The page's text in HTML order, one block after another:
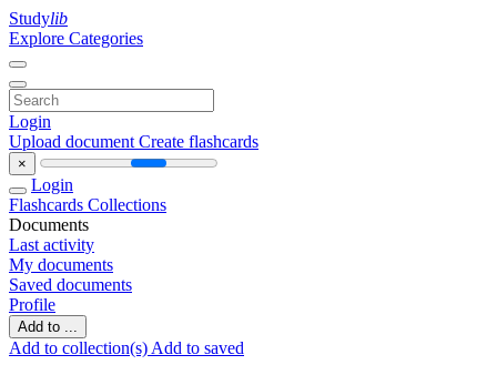
Studylib
Explore Categories
Login
Upload document Create flashcards
×
Login
Flashcards Collections
Documents
Last activity
My documents
Saved documents
Profile
Add to ...
Add to collection(s) Add to saved